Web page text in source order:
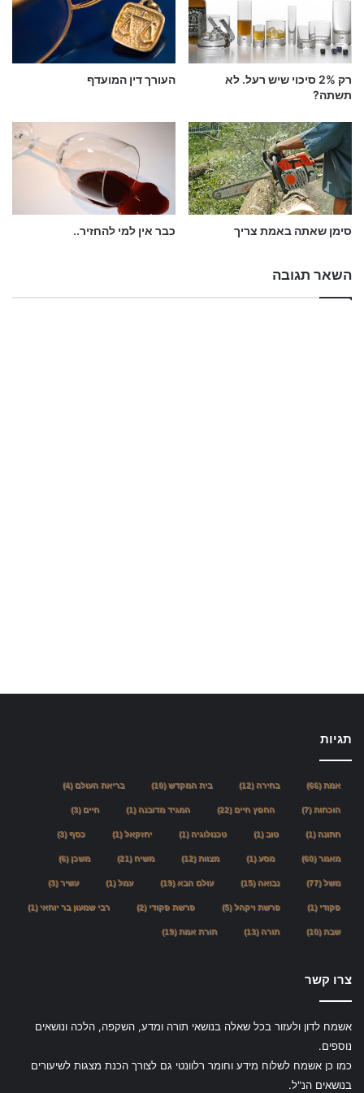
אשר ציווה הקב"ה ע"י משה עבדו"…
עני מצוות שידוך משכן
בית המקדש המגיד מדובנה חתונה
רק 2% סיכוי שיש רעל. לא
תשתה?
העורך דין המועדף
סימן שאתה באמת צריך כבר אין למי להחזיר..
השאר תגובה
תגיות
אמת(66) בחירה(12) בית המקדש(10) בריאת העולם (4)
הוכחות(7) החפץ חיים (22) המגיד מדובנה(1) חיים (3)
חתונה(1) טוב(1) טכנולוגיה(1) יחזקאל(1) כסף(3)
מאמר(60) מסע(1) מצוות(12) משיח (21) משכן (6)
משל(77) נבואה(15) עולם הבא(19) עמל(1) עשיר(3)
פקודי (1) פרשת ויקהל(5) פרשת פקודי (2) רבי שמעון בר יוחאי (1)
שבת(10) תורה(13) תורת אמת(19)
צרו קשר
אשמח לדון ולעזור בכל שאלה בנושאי תורה ומדע, השקפה, הלכה ונושאים
נוספים.
כמו כן אשמח לשלוח מידע וחומר רלוונטי גם לצורך הכנת מצגות לשיעורים
בנושאים הנ"ל.